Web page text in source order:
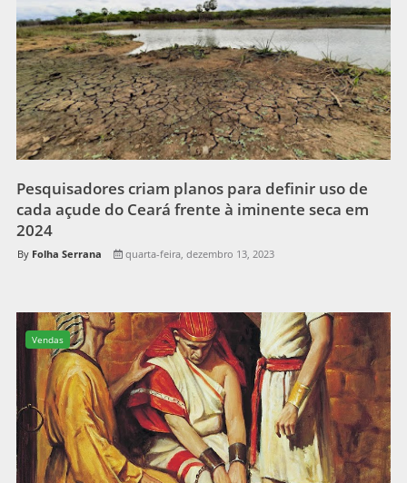
Pesquisadores criam planos para definir uso de
cada açude do Ceará frente à iminente seca em
2024
Folha Serrana quarta-feira, dezembro 13, 2023
Vendas